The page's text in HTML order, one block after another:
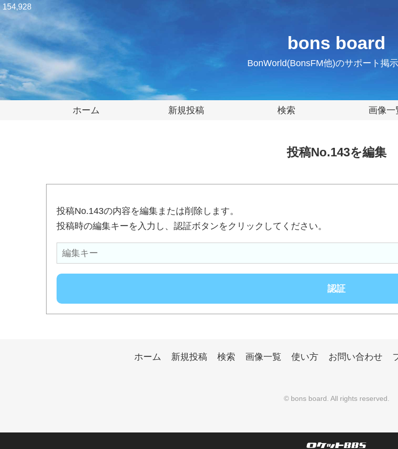
bons board
BonWorld(BonsFM他)のサポート掲
ホーム 新規投稿 検索 画像一
154,928
投稿No.143を編集
投稿No.143の内容を編集または削除します。
投稿時の編集キーを入力し、認証ボタンをクリックしてください。
ホーム 新規投稿 検索 画像一覧 使い方 お問い合わせ
© bons board . All rights reserved.